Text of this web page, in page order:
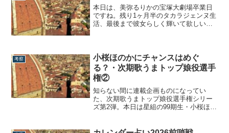
んて個人的...
本日は、美弥るりかの宝塚大劇場卒業日
ですね。残り1ヶ月半のタカラジェンヌ生
活、最後まで彼女らしく輝いて欲しいと
～トップスターを3種類に分けて考える～
美弥るりかが退団を発表する少し前、愛
月ひかる...
考察
小桜ほのかにチャンスはめぐ
る？・次期歌うまトップ娘役選手
権②
知らない間に連載企画ものになってい
た、次期歌うまトップ娘役選手権シリー
ズ第2弾。本日は星組の99期生・小桜ほの
が好きなんです」的なSNSのつぶやき、